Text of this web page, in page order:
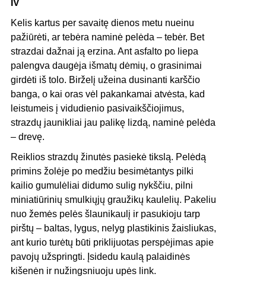
IV
Kelis kartus per savaitę dienos metu nueinu
pažiūrėti, ar tebėra naminė pelėda – tebėr. Bet
strazdai dažnai ją erzina. Ant asfalto po liepa
palengva daugėja išmatų dėmių, o grasinimai
girdėti iš tolo. Birželį užeina dusinanti karščio
banga, o kai oras vėl pakankamai atvėsta, kad
leistumeis į vidudienio pasivaikščiojimus,
strazdų jaunikliai jau palikę lizdą, naminė pelėda
– drevę.
Reiklios strazdų žinutės pasiekė tikslą. Pelėdą
primins žolėje po medžiu besimėtantys pilki
kailio gumulėliai didumo sulig nykščiu, pilni
miniatiūrinių smulkiųjų graužikų kaulelių. Pakeliu
nuo žemės pelės šlaunikaulį ir pasukioju tarp
pirštų – baltas, lygus, nelyg plastikinis žaisliukas,
ant kurio turėtų būti priklijuotas perspėjimas apie
pavojų užspringti. Įsidedu kaulą palaidinės
kišenėn ir nužingsniuoju upės link.